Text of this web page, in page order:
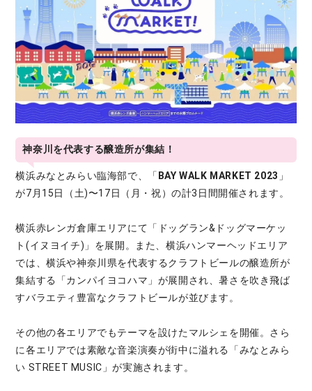
神奈川を代表する醸造所が集結！
横浜みなとみらい臨海部で、「BAY WALK MARKET 2023 」
が7月15日（土)〜17日（月・祝）の計3日間開催されます。
横浜赤レンガ倉庫エリアにて「ドッグラン&ドッグマーケッ
ト(イヌヨイチ)」を展開。また、横浜ハンマーヘッドエリア
では、横浜や神奈川県を代表するクラフトビールの醸造所が
集結する「カンパイヨコハマ」が展開され、暑さを吹き飛ば
すバラエティ豊富なクラフトビールが並びます。
その他の各エリアでもテーマを設けたマルシェを開催。さら
に各エリアでは素敵な音楽演奏が街中に溢れる「みなとみら
い STREET MUSIC」が実施されます。